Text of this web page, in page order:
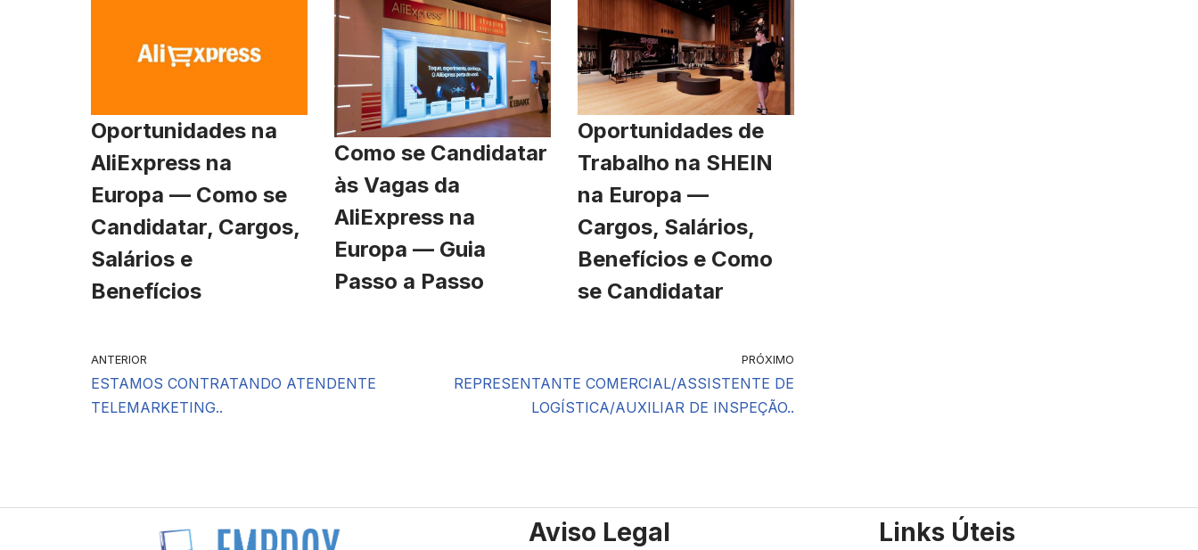
Oportunidades na
AliExpress na
Europa — Como se
Candidatar, Cargos,
Salários e
Benefícios
Como se Candidatar
às Vagas da
AliExpress na
Europa — Guia
Passo a Passo
Oportunidades de
Trabalho na SHEIN
na Europa —
Cargos, Salários,
Benefícios e Como
se Candidatar
ANTERIOR
ESTAMOS CONTRATANDO ATENDENTE
TELEMARKETING..
PRÓXIMO
REPRESENTANTE COMERCIAL/ASSISTENTE DE
LOGÍSTICA/AUXILIAR DE INSPEÇÃO..
Aviso Legal Links Úteis